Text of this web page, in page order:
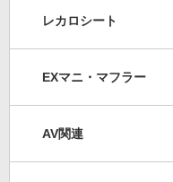
レカロシート
EXマニ・マフラー
AV関連